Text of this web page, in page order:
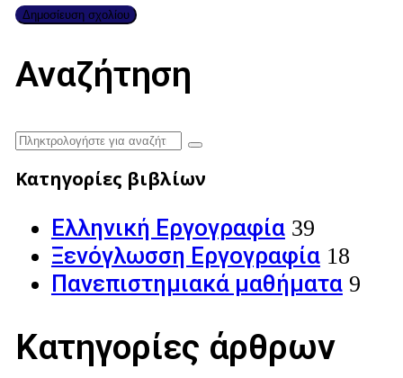
Αναζήτηση
Κατηγορίες βιβλίων
Ελληνική Εργογραφία 39
Ξενόγλωσση Εργογραφία 18
Πανεπιστημιακά μαθήματα 9
Κατηγορίες άρθρων